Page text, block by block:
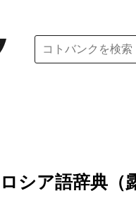
シア語辞典（